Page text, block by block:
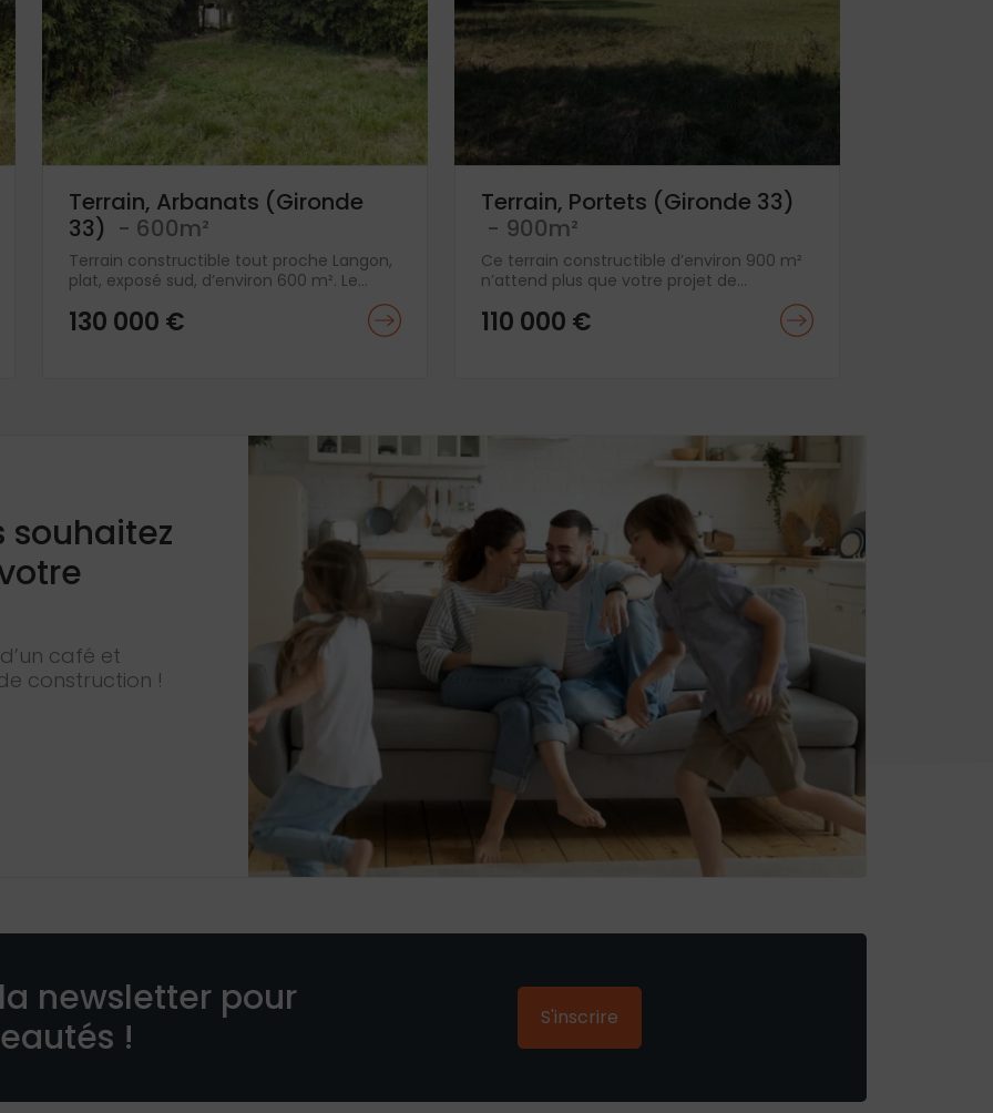
Terrain, Arbanats (Gironde
33) - 600m²
Terrain constructible tout proche Langon,
plat, exposé sud, d’environ 600 m². Le...
130 000 €
Terrain, Portets (Gironde 33)
- 900m²
Ce terrain constructible d’environ 900 m²
n’attend plus que votre projet de...
110 000 €
souhaitez
café et
construction !
newsletter pour
!
S'inscrire